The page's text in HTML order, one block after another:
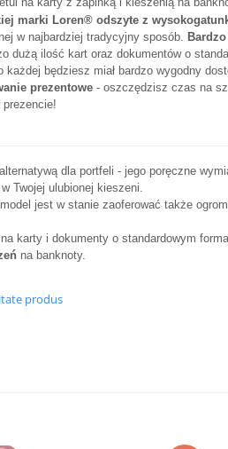
marki Loren® odszyte z
w najbardziej tradycyjny sposób.
dużą ilość kart oraz dokumentów o
każdej będziesz miał bardzo wygodny
prezentowe - oszczędzisz czas na
prezencie!
dla portfeli - jego poręczne
Twojej ulubionej kieszeni.
jest w stanie zaoferować także
na karty i dokumenty o standardowym
na banknoty.
produs